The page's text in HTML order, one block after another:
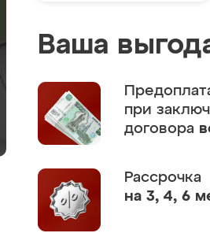
Ваша
при
договора
Рассрочка
на 3, 4, 6